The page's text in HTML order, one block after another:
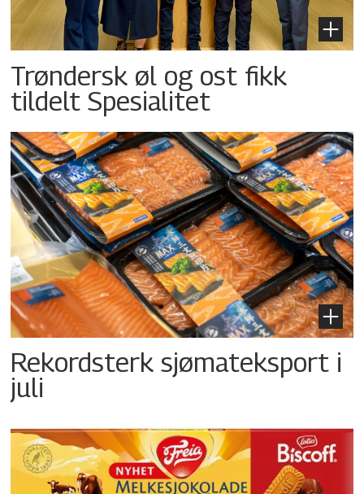
Trøndersk øl og ost fikk
tildelt Spesialitet
Rekordsterk sjømateksport i
juli